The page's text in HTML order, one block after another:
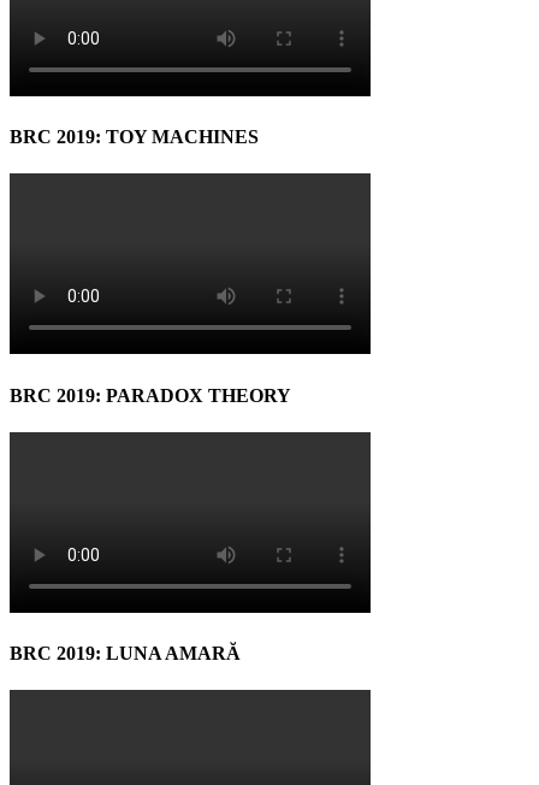
BRC 2019: TOY MACHINES
BRC 2019: PARADOX THEORY
BRC 2019: LUNA AMARĂ